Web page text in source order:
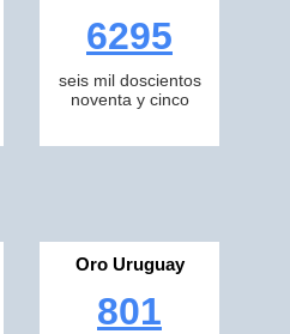
6295
seis mil doscientos
noventa y cinco
Oro Uruguay
801